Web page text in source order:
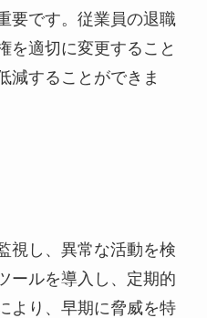
要です。従業員の退職
を適切に変更すること
減することができま
視し、異常な活動を検
ールを導入し、定期的
より、早期に脅威を特